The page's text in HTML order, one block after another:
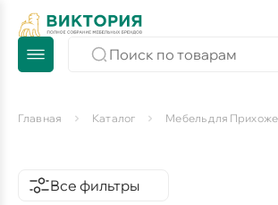
Главная Каталог Мебель для
Все фильтры